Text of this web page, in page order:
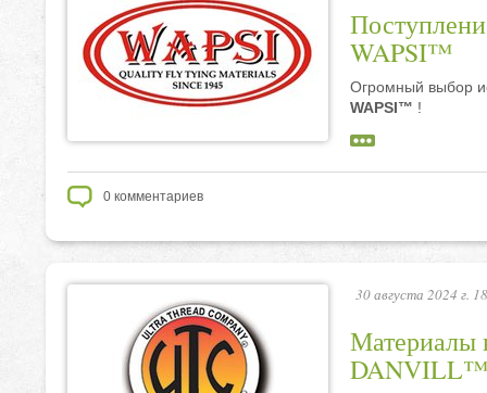
WAPSI™
Огромный выбор
WAPSI™ !
0 комментариев
30 августа 2024 г.
Материалы